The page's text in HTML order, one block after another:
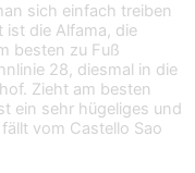
sich einfach treiben
ist die Alfama, die
besten zu Fuß
28, diesmal in die
Zieht am besten
ein sehr hügeliges und
vom Castello Sao